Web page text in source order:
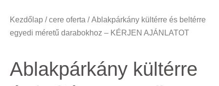
Kezdőlap /cere oferta / Ablakpárkány kültérre és beltérre
egyedi méretű darabokhoz – KÉRJEN AJÁNLATOT
Ablakpárkány kültérre